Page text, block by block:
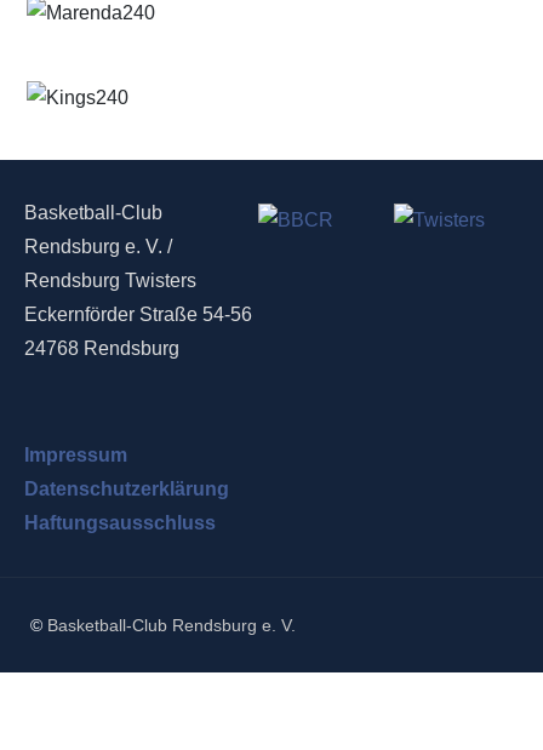
Basketball-Club
Rendsburg e. V. /
Rendsburg Twisters
Eckernförder Straße 54-56
24768 Rendsburg
Impressum
Datenschutzerklärung
Haftungsausschluss
© Basketball-Club Rendsburg e. V.